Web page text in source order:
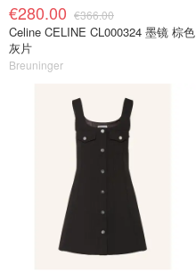
€280.00 €366.00
Celine CELINE CL000324 墨镜 棕色
灰片
Breuninger